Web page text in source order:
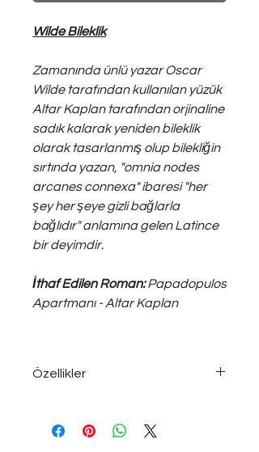
Wilde Bileklik
Zamanında ünlü yazar Oscar
Wilde tarafından kullanılan yüzük
Altar Kaplan tarafından orjinaline
sadık kalarak yeniden bileklik
olarak tasarlanmış olup bilekliğin
sırtında yazan, "omnia nodes
arcanes connexa" ibaresi "her
şey her şeye gizli bağlarla
bağlıdır" anlamına gelen Latince
bir deyimdir.
İthaf Edilen Roman:Papadopulos
Apartmanı - Altar Kaplan
Özellikler